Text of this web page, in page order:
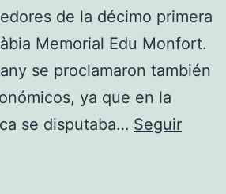
de la décimo primera
Memorial Edu Monfort.
se proclamaron también
ya que en la
se disputaba… Seguir